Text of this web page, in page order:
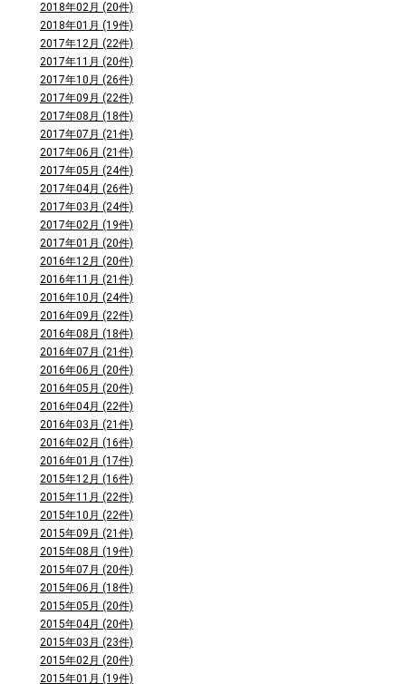
2018年02月 (20件)
2018年01月 (19件)
2017年12月 (22件)
2017年11月 (20件)
2017年10月 (26件)
2017年09月 (22件)
2017年08月 (18件)
2017年07月 (21件)
2017年06月 (21件)
2017年05月 (24件)
2017年04月 (26件)
2017年03月 (24件)
2017年02月 (19件)
2017年01月 (20件)
2016年12月 (20件)
2016年11月 (21件)
2016年10月 (24件)
2016年09月 (22件)
2016年08月 (18件)
2016年07月 (21件)
2016年06月 (20件)
2016年05月 (20件)
2016年04月 (22件)
2016年03月 (21件)
2016年02月 (16件)
2016年01月 (17件)
2015年12月 (16件)
2015年11月 (22件)
2015年10月 (22件)
2015年09月 (21件)
2015年08月 (19件)
2015年07月 (20件)
2015年06月 (18件)
2015年05月 (20件)
2015年04月 (20件)
2015年03月 (23件)
2015年02月 (20件)
2015年01月 (19件)